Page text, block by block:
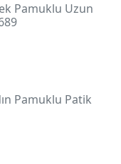
Pamuklu Uzun
Pamuklu Patik